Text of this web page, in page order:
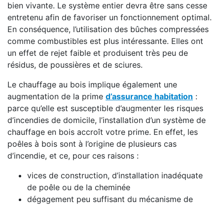
bien vivante. Le système entier devra être sans cesse
entretenu afin de favoriser un fonctionnement optimal.
En conséquence, l’utilisation des bûches compressées
comme combustibles est plus intéressante. Elles ont
un effet de rejet faible et produisent très peu de
résidus, de poussières et de sciures.
Le chauffage au bois implique également une
augmentation de la prime d’assurance habitation :
parce qu’elle est susceptible d’augmenter les risques
d’incendies de domicile, l’installation d’un système de
chauffage en bois accroît votre prime. En effet, les
poêles à bois sont à l’origine de plusieurs cas
d’incendie, et ce, pour ces raisons :
vices de construction, d’installation inadéquate
de poêle ou de la cheminée
dégagement peu suffisant du mécanisme de